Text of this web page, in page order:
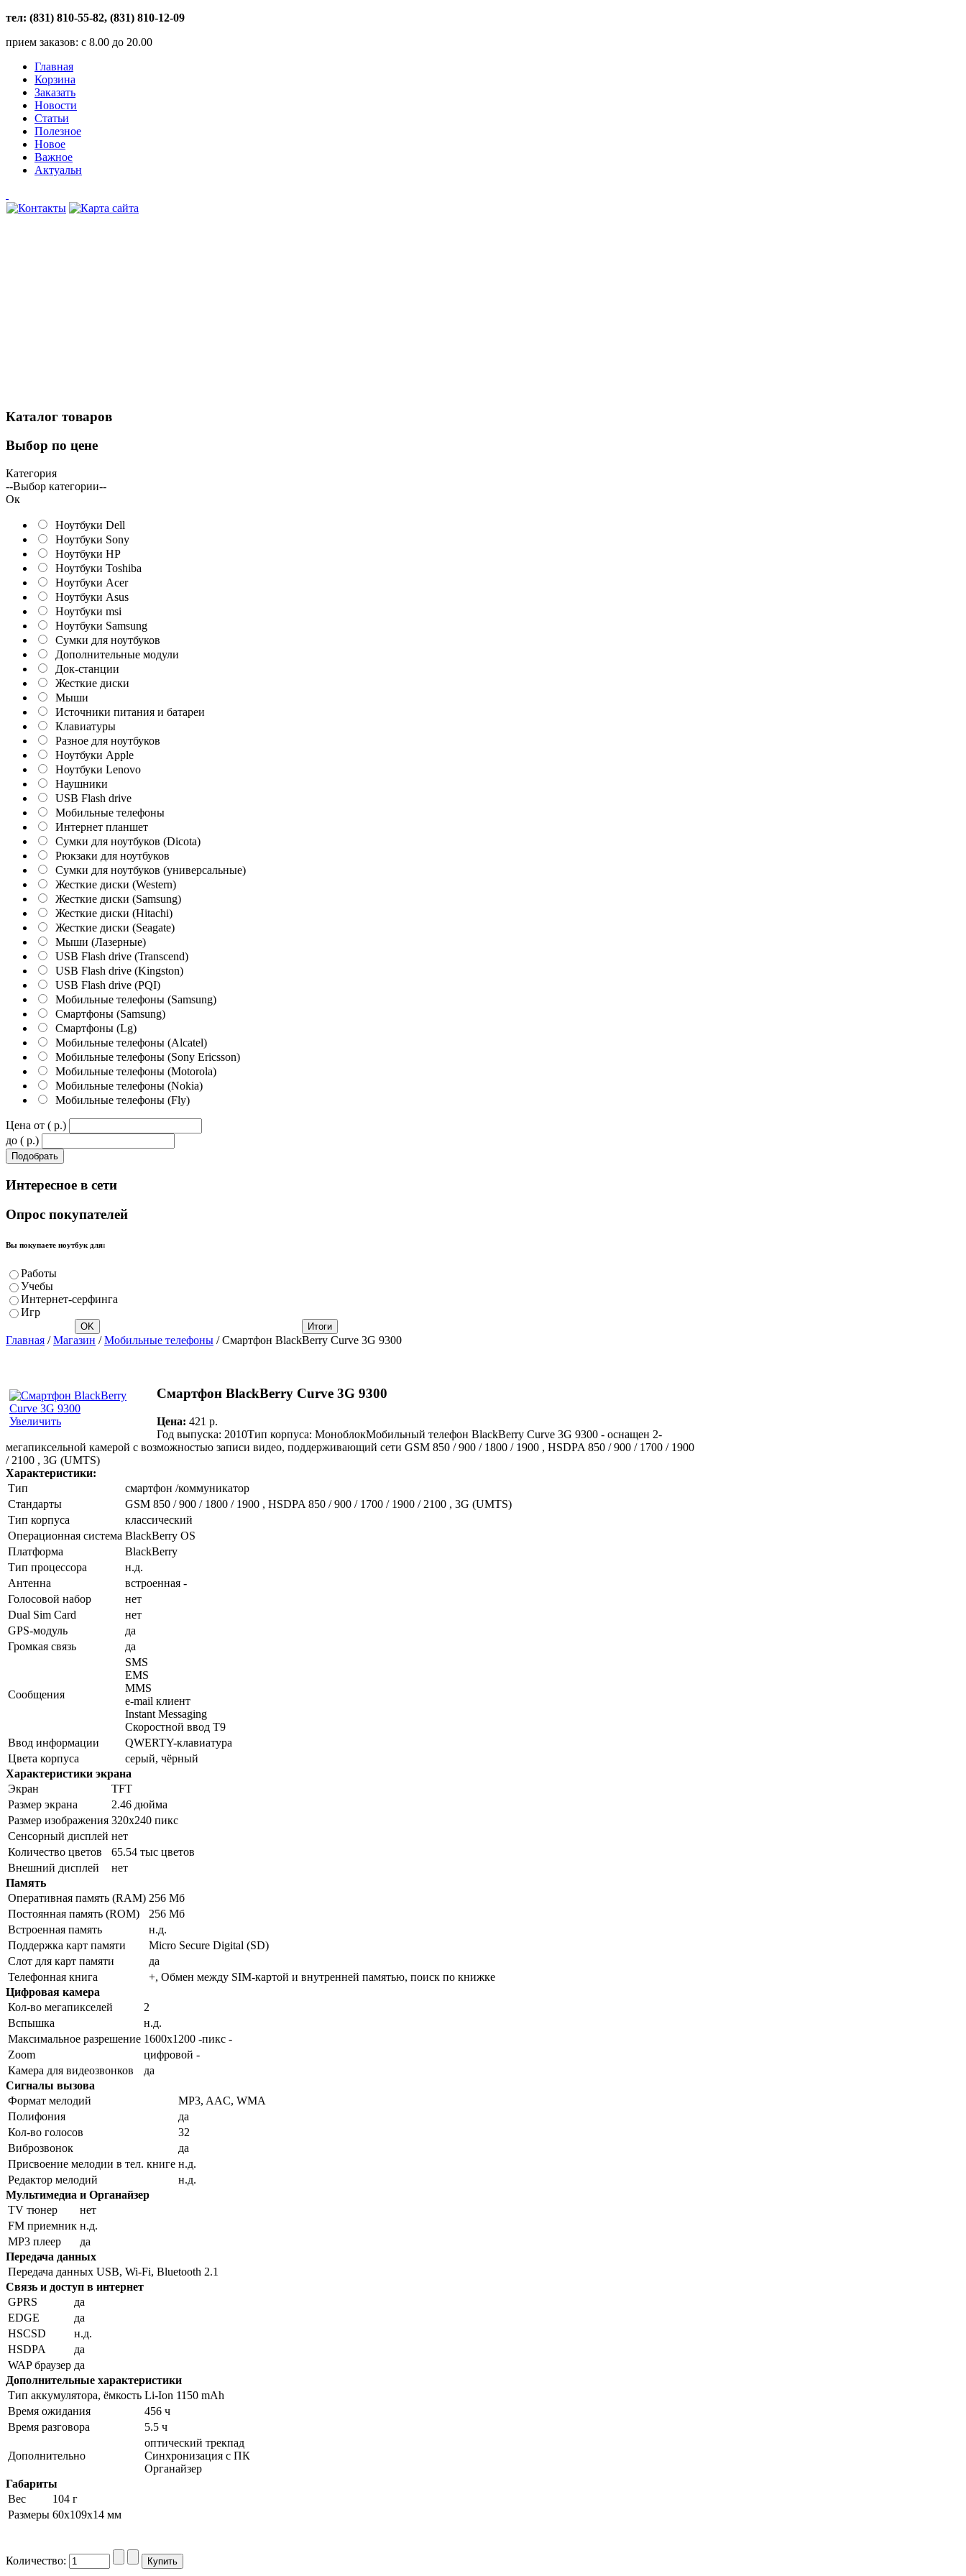
тел: (831) 810-55-82, (831) 810-12-09
прием заказов: с 8.00 до 20.00
Главная
Корзина
Заказать
Новости
Статьи
Полезное
Новое
Важное
Актуальн
Каталог товаров
Выбор по цене
Категория
--Выбор категории--
Ок
Ноутбуки Dell
Ноутбуки Sony
Ноутбуки HP
Ноутбуки Toshiba
Ноутбуки Acer
Ноутбуки Asus
Ноутбуки msi
Ноутбуки Samsung
Сумки для ноутбуков
Дополнительные модули
Док-станции
Жесткие диски
Мыши
Источники питания и батареи
Клавиатуры
Разное для ноутбуков
Ноутбуки Apple
Ноутбуки Lenovo
Наушники
USB Flash drive
Мобильные телефоны
Интернет планшет
Сумки для ноутбуков (Dicota)
Рюкзаки для ноутбуков
Сумки для ноутбуков (универсальные)
Жесткие диски (Western)
Жесткие диски (Samsung)
Жесткие диски (Hitachi)
Жесткие диски (Seagate)
Мыши (Лазерные)
USB Flash drive (Transcend)
USB Flash drive (Kingston)
USB Flash drive (PQI)
Мобильные телефоны (Samsung)
Смартфоны (Samsung)
Смартфоны (Lg)
Мобильные телефоны (Alcatel)
Мобильные телефоны (Sony Ericsson)
Мобильные телефоны (Motorola)
Мобильные телефоны (Nokia)
Мобильные телефоны (Fly)
Цена от ( p.)
до ( p.)
Интересное в сети
Опрос покупателей
Вы покупаете ноутбук для:
Работы
Учебы
Интернет-серфинга
Игр
Главная /Магазин /Мобильные телефоны / Смартфон BlackBerry Curve 3G 9300
Увеличить
Смартфон BlackBerry Curve 3G 9300
Цена: 421 p.
Год выпуска: 2010Тип корпуса: МоноблокМобильный телефон BlackBerry Curve 3G 9300 - оснащен 2-
мегапиксельной камерой с возможностью записи видео, поддерживающий сети GSM 850 / 900 / 1800 / 1900 , HSDPA 850 / 900 / 1700 / 1900
/ 2100 , 3G (UMTS)
Характеристики:
Тип
смартфон /коммуникатор
Стандарты
GSM 850 / 900 / 1800 / 1900 , HSDPA 850 / 900 / 1700 / 1900 / 2100 , 3G (UMTS)
Тип корпуса
классический
Операционная система BlackBerry OS
Платформа
BlackBerry
Тип процессора
н.д.
Антенна
встроенная -
Голосовой набор
нет
Dual Sim Card
нет
GPS-модуль
да
Громкая связь
да
Сообщения
SMS
EMS
MMS
e-mail клиент
Instant Messaging
Скоростной ввод T9
Ввод информации
QWERTY-клавиатура
Цвета корпуса
серый, чёрный
Характеристики экрана
Экран
TFT
Размер экрана
2.46 дюйма
Размер изображения 320x240 пикс
Сенсорный дисплей нет
Количество цветов
65.54 тыс цветов
Внешний дисплей
нет
Память
Оперативная память (RAM) 256 Мб
Постоянная память (ROM)
256 Мб
Встроенная память
н.д.
Поддержка карт памяти
Micro Secure Digital (SD)
Слот для карт памяти
да
Телефонная книга
+, Обмен между SIM-картой и внутренней памятью, поиск по книжке
Цифровая камера
Кол-во мегапикселей
2
Вспышка
н.д.
Максимальное разрешение 1600x1200 -пикс -
Zoom
цифровой -
Камера для видеозвонков
да
Сигналы вызова
Формат мелодий
MP3, AAC, WMA
Полифония
да
Кол-во голосов
32
Виброзвонок
да
Присвоение мелодии в тел. книге н.д.
Редактор мелодий
н.д.
Мультимедиа и Органайзер
TV тюнер
нет
FM приемник н.д.
MP3 плеер
да
Передача данных
Передача данных USB, Wi-Fi, Bluetooth 2.1
Связь и доступ в интернет
GPRS
да
EDGE
да
HSCSD
н.д.
HSDPA
да
WAP браузер да
Дополнительные характеристики
Тип аккумулятора, ёмкость Li-Ion 1150 mAh
Время ожидания
456 ч
Время разговора
5.5 ч
Дополнительно
оптический трекпад
Синхронизация с ПК
Органайзер
Габариты
Вес
104 г
Размеры 60x109x14 мм
Количество: